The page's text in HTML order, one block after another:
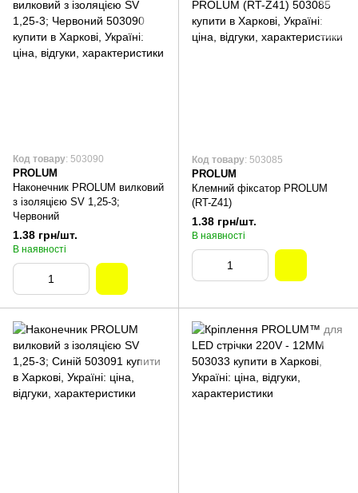
Код товару: 503090
PROLUM
Наконечник PROLUM вилковий
з ізоляцією SV 1,25-3;
Червоний
1.38 грн/шт.
В наявності
Код товару: 503085
PROLUM
Клемний фіксатор PROLUM
(RT-Z41)
1.38 грн/шт.
В наявності